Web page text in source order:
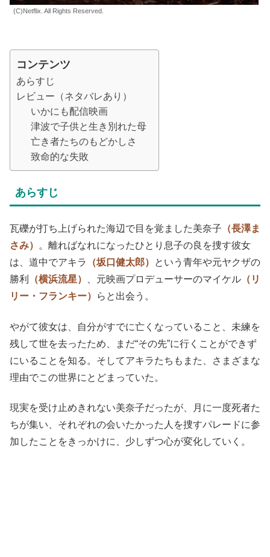
(C)Netflix. All Rights Reserved.
コンテンツ
あらすじ
レビュー（ネタバレあり）
いかにも配信映画
津波で子供と生き別れた母
亡き者たちのもどかしさ
致命的な失敗
あらすじ
瓦礫が打ち上げられた海辺で目を覚ました美奈子 （長澤ま
さみ）
。離ればなれになったひとり息子の良を捜す彼女
は、道中でアキラ
（坂口健太郎）
という青年や元ヤクザの
勝利
（横浜流星） 、元映画プロデューサーのマイケル （リ
リー・フランキー）
らと出会う。
やがて彼女は、自分がすでに亡くなっていること、未練を
残して世を去ったため、まだ“その先”に行くことができず
にいることを知る。そしてアキラたちもまた、さまざまな
理由でこの世界にとどまっていた。
現実を受け止めきれない美奈子だったが、月に一度死者た
ちが集い、それぞれの会いたかった人を捜すパレードに参
加したことをきっかけに、少しずつ心が変化していく。